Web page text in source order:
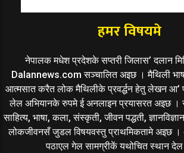
हमर विषयमे
नेपालक मधेश प्रदेशके सप्तरी जिलास’ दलान
Dalannews.com सञ्चालित अइछ । मैथिली
आत्मसात करैत लोक मैथिलीके प्रवर्द्धन हेतु लेखन
लेल अभियानके रुपमे ई अनलाइन प्रयासरत अइछ ।
साहित्य, भाषा, कला, संस्कृती, जीवन पद्धती,
लोकजीवनसँ जुडल विषयवस्तु प्राथमिकतामे अइछ ।
पठाएल गेल सामग्रीकें यथोचित स्थान देल